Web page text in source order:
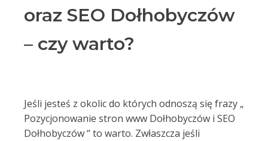
oraz SEO Dołhobyczów
– czy warto?
Jeśli jesteś z okolic do których odnoszą się frazy „
Pozycjonowanie stron www Dołhobyczów i SEO
Dołhobyczów ‘’ to warto. Zwłaszcza jeśli